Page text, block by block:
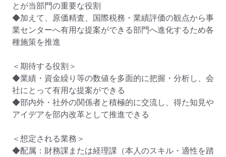
とが当部門の重要な役割
◆加えて、原価精査、国際税務・業績評価の観点から事
業センターへ有用な提案ができる部門へ進化するため各
種施策を推進
＜期待する役割＞
◆業績・資金繰り等の数値を多面的に把握・分析し、会
社にとって有用な提案ができる
◆部内外・社外の関係者と積極的に交流し、得た知見や
アイデアを部内改革として推進できる
＜想定される業務＞
◆配属：財務課または経理課（本人のスキル・適性を踏